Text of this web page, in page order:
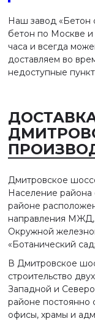
Наш завод «Бетон
бетон по Москве
часа и всегда
доставляем во
недоступные
Дмитровское
Население района
районе
направления МЖД,
Окружной
«Ботанический
В Дмитровское
строительство
Западной и
районе постоянно
офисы, храмы и